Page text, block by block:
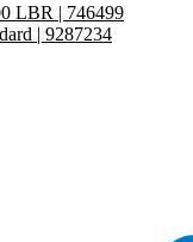
LBR | 746499
| 9287234